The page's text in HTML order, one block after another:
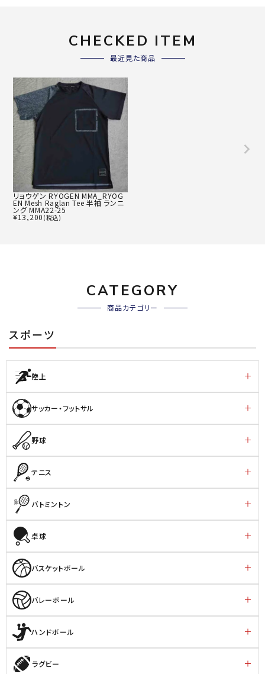
CHECKED ITEM
最近見た商品
リョウゲン RYOGEN MMA_RYOG
EN Mesh Raglan Tee 半袖 ランニ
ング MMA22-25
¥13,200 (税込)
CATEGORY
商品カテゴリー
スポーツ
陸上
サッカー・フットサル
野球
テニス
バトミントン
卓球
バスケットボール
バレーボール
ハンドボール
ラグビー